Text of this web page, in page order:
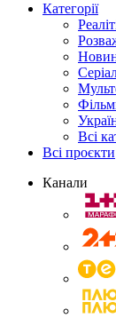
Категорії
Всі
Всі проєкти
Канали